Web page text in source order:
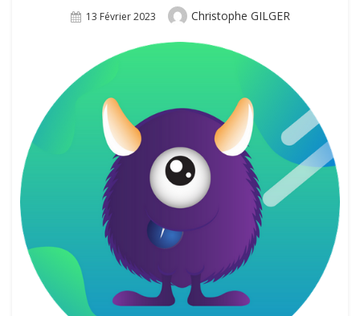
Posted
13 Février 2023 Author
Christophe GILGER